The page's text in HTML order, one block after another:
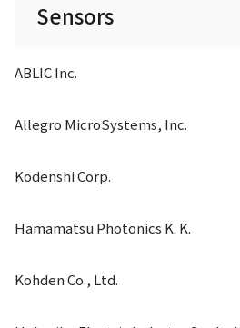
Sensors
ABLIC Inc.
Allegro MicroSystems, Inc.
Kodenshi Corp.
Hamamatsu Photonics K. K.
Kohden Co., Ltd.